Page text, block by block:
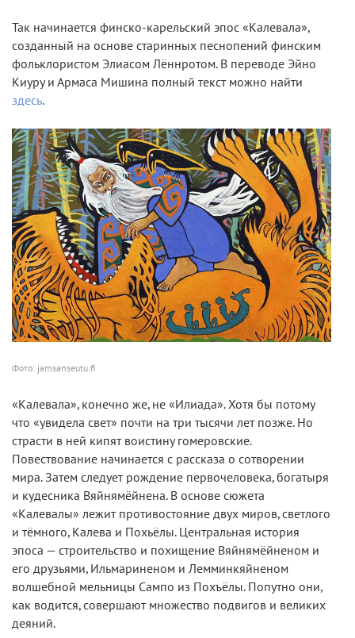
Так начинается финско-карельский эпос «Калевала»,
созданный на основе старинных песнопений финским
фольклористом Элиасом Лённротом. В переводе Эйно
Киуру и Армаса Мишина полный текст можно найти
здесь.
Фото: jamsanseutu.fi
«Калевала», конечно же, не «Илиада». Хотя бы потому
что «увидела свет» почти на три тысячи лет позже. Но
страсти в ней кипят воистину гомеровские.
Повествование начинается с рассказа о сотворении
мира. Затем следует рождение первочеловека, богатыря
и кудесника Вяйнямёйнена. В основе сюжета
«Калевалы» лежит противостояние двух миров, светлого
и тёмного, Калева и Похьёлы. Центральная история
эпоса — строительство и похищение Вяйнямёйненом и
его друзьями, Ильмариненом и Лемминкяйненом
волшебной мельницы Сампо из Похъёлы. Попутно они,
как водится, совершают множество подвигов и великих
деяний.